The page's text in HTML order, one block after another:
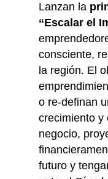
Lanzan la
“Escalar el
consciente,
la región. El
o re-definan
crecimiento y
negocio,
futuro y